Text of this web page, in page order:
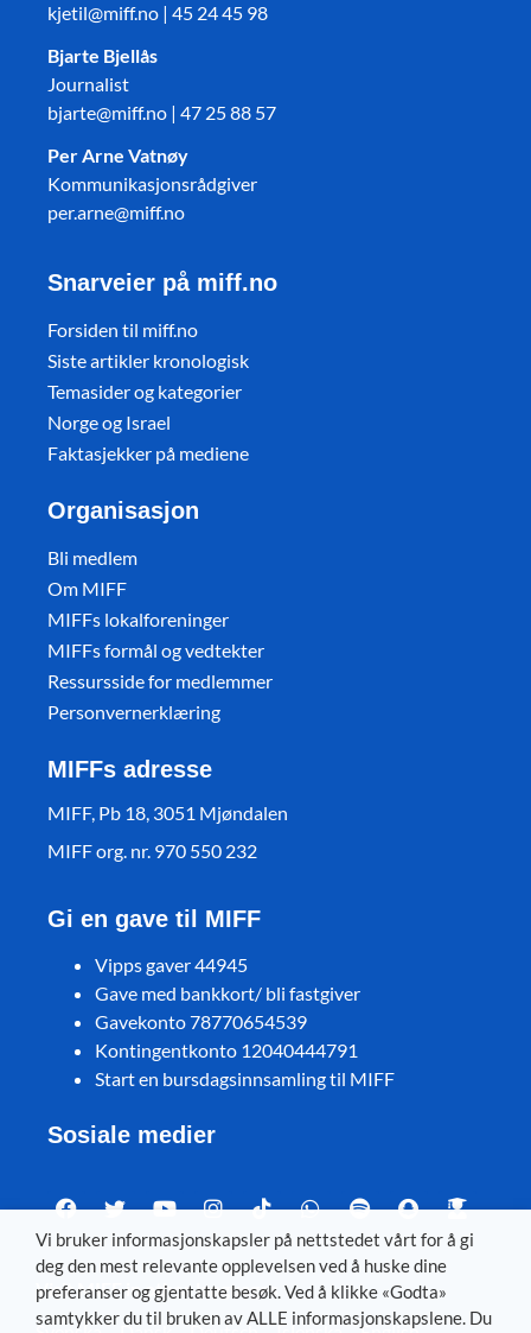
kjetil@miff.no | 45 24 45 98
Bjarte Bjellås
Journalist
bjarte@miff.no | 47 25 88 57
Per Arne Vatnøy
Kommunikasjonsrådgiver
per.arne@miff.no
Snarveier på miff.no
Forsiden til miff.no
Siste artikler kronologisk
Temasider og kategorier
Norge og Israel
Faktasjekker på mediene
Organisasjon
Bli medlem
Om MIFF
MIFFs lokalforeninger
MIFFs formål og vedtekter
Ressursside for medlemmer
Personvernerklæring
MIFFs adresse
MIFF, Pb 18, 3051 Mjøndalen
MIFF org. nr. 970 550 232
Gi en gave til MIFF
Vipps gaver 44945
Gave med bankkort/ bli fastgiver
Gavekonto 78770654539
Kontingentkonto 12040444791
Start en bursdagsinnsamling til MIFF
Sosiale medier
Visit MIFF in other languages
Vi bruker informasjonskapsler på nettstedet vårt for å gi
deg den mest relevante opplevelsen ved å huske dine
preferanser og gjentatte besøk. Ved å klikke «Godta»
samtykker du til bruken av ALLE informasjonskapslene. Du